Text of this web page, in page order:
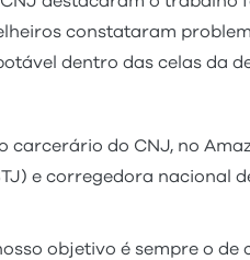
constataram
dentro das celas da
do CNJ, no
e corregedora nacional
objetivo é sempre o